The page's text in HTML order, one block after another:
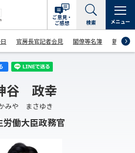
官房長官記者会見 閣僚等名簿 新着情報
ご意見・
ご感想
検索 メニュー
谷 政幸
みや まさゆき
労働大臣政務官